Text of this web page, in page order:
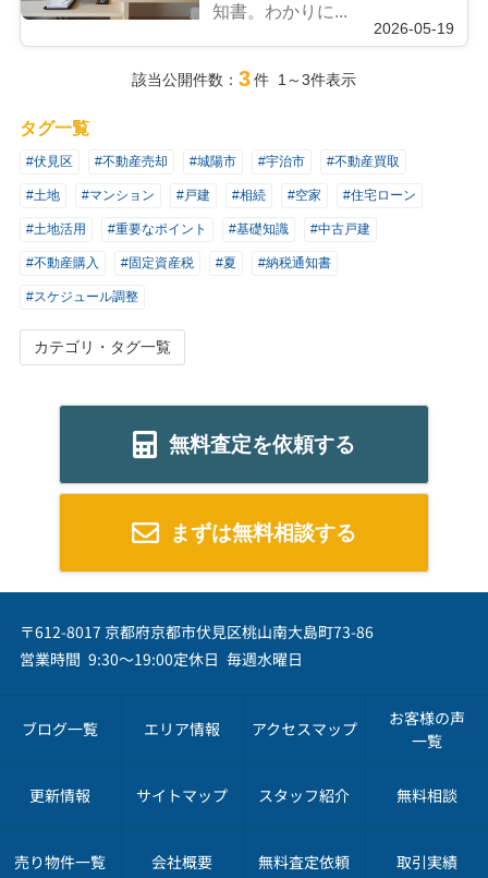
知書。わかりに...
2026-05-19
該当公開件数： 3件 1～3件表示
タグ一覧
#伏見区 #不動産売却 #城陽市 #宇治市 #不動産買取
#土地 #マンション #戸建 #相続 #空家 #住宅ローン
#土地活用 #重要なポイント #基礎知識 #中古戸建
#不動産購入 #固定資産税 #夏 #納税通知書
#スケジュール調整
カテゴリ・タグ一覧
無料査定を依頼する
まずは無料相談する
〒612-8017 京都府京都市伏見区桃山南大島町73-86
営業時間 9:30～19:00定休日 毎週水曜日
ブログ一覧 エリア情報 アクセスマップ
お客様の声
一覧
更新情報 サイトマップ スタッフ紹介 無料相談
売り物件一覧 会社概要 無料査定依頼 取引実績